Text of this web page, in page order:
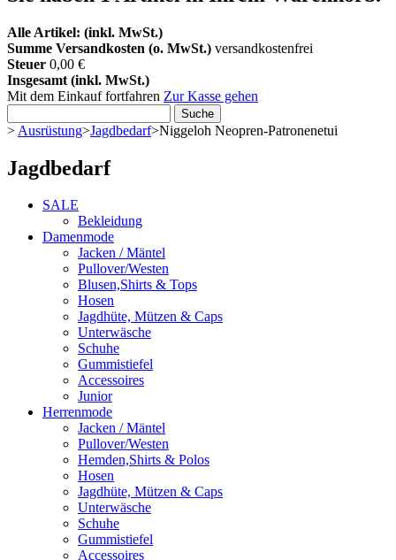
Alle Artikel: (inkl. MwSt.)
Summe Versandkosten (o. MwSt.) versandkostenfrei
Steuer 0,00 €
Insgesamt (inkl. MwSt.)
Mit dem Einkauf fortfahren Zur Kasse gehen
Suche
> Ausrüstung>Jagdbedarf>Niggeloh Neopren-Patronenetui
Jagdbedarf
SALE
Bekleidung
Damenmode
Jacken / Mäntel
Pullover/Westen
Blusen,Shirts & Tops
Hosen
Jagdhüte, Mützen & Caps
Unterwäsche
Schuhe
Gummistiefel
Accessoires
Junior
Herrenmode
Jacken / Mäntel
Pullover/Westen
Hemden,Shirts & Polos
Hosen
Jagdhüte, Mützen & Caps
Unterwäsche
Schuhe
Gummistiefel
Accessoires